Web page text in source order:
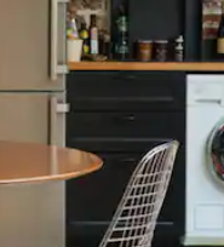
w górę i w dół lub